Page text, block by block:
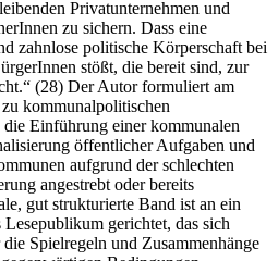
Privatunternehmen und
zu sichern. Dass eine
zahnlose politische Körperschaft bei
stößt, die bereit sind, zur
(28) Der Autor formuliert am
kommunalpolitischen
Einführung einer kommunalen
öffentlicher Aufgaben und
aufgrund der schlechten
angestrebt oder bereits
gut strukturierte Band ist an ein
gerichtet, das sich
Spielregeln und Zusammenhänge